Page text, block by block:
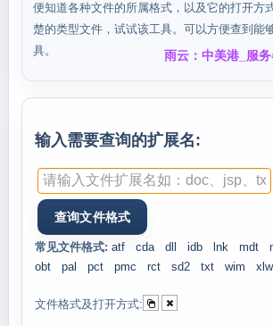
便知道各种文件的所属格式，以及它的打开方
楚的类型文件，试试该工具。可以方便查到能
具。
雨云：中美港_服
输入需要查询的扩展名:
常见文件格式: atf cda dll idb lnk mdt
obt
pal pct pmc rct sd2 txt wim xlw
文件格式及打开方式: